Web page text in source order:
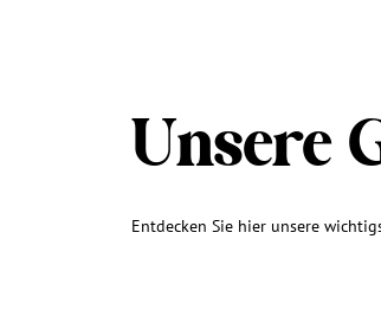
Unsere
Entdecken Sie hier unsere